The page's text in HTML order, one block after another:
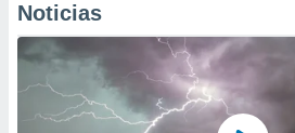
Noticias